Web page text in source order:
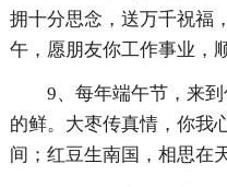
拥十分思念，送万千祝福
午，愿朋友你工作事业，
9、每年端午节，来
的鲜。大枣传真情，你我
间；红豆生南国，相思在